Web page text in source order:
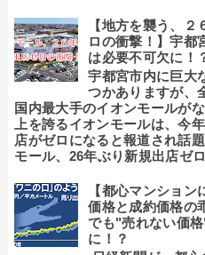
【地方を襲う、
ロの衝撃！】宇都
は必要不可欠に！
宇都宮市内に巨大
つかありますが、
国内最大手のイオンモールが
上を誇るイオンモールは、今
店がゼロになると報道され話
モール、26年ぶり新規出店ゼ
【都心マンショ
価格と成約価格の
でも"売れない価
に！？